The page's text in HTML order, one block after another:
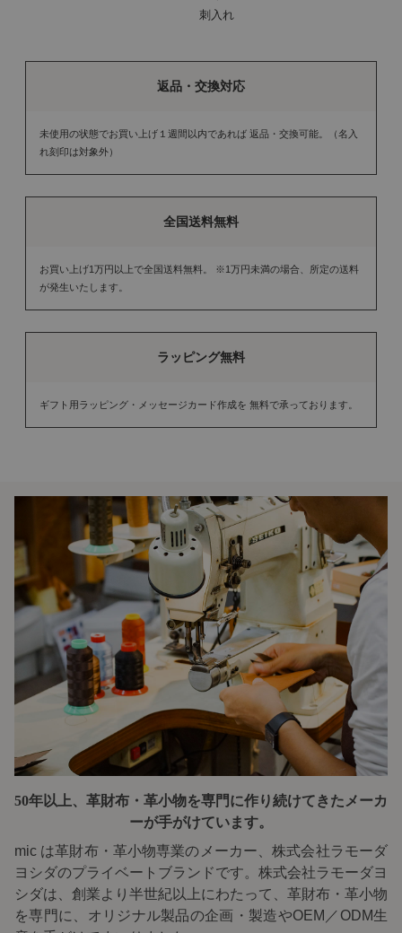
刺入れ
返品・交換対応
未使用の状態でお買い上げ１週間以内であれば 返品・交換可能。（名入
れ刻印は対象外）
全国送料無料
お買い上げ1万円以上で全国送料無料。 ※1万円未満の場合、所定の送料
が発生いたします。
ラッピング無料
ギフト用ラッピング・メッセージカード作成を 無料で承っております。
50年以上、革財布・革小物を専門に作り続けてきたメーカ
ーが手がけています。
mic は革財布・革小物専業のメーカー、株式会社ラモーダ
ヨシダのプライベートブランドです。株式会社ラモーダヨ
シダは、創業より半世紀以上にわたって、革財布・革小物
を専門に、オリジナル製品の企画・製造やOEM／ODM生